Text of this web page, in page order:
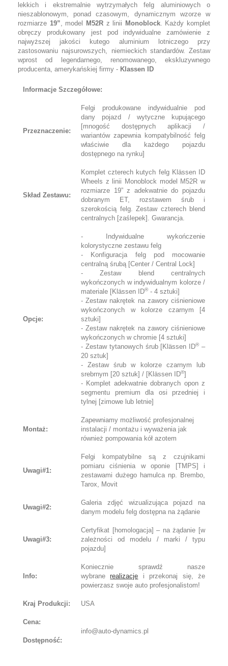
lekkich i ekstremalnie wytrzymałych felg aluminiowych o
nieszablonowym, ponad czasowym, dynamicznym wzorze w
rozmiarze 19”, model M52Rz linii Monoblock. Każdy komplet
obręczy produkowany jest pod indywidualne zamówienie z
najwyższej jakości kutego aluminium lotniczego przy
zastosowaniu najsurowszych, niemieckich standardów. Zestaw
wprost od legendarnego, renomowanego, ekskluzywnego
producenta, amerykańskiej firmy - Klassen ID
Informacje Szczegółowe:
Przeznaczenie:
Felgi produkowane indywidualnie pod
dany pojazd / wytyczne kupującego
[mnogość dostępnych aplikacji /
wariantów zapewnia kompatybilność felg
właściwie dla każdego pojazdu
dostępnego na rynku]
Skład Zestawu:
Komplet czterech kutych felg Klässen ID
Wheels z linii Monoblock model M52R w
rozmiarze 19” z adekwatnie do pojazdu
dobranym ET, rozstawem śrub i
szerokością felg. Zestaw czterech blend
centralnych [zaślepek]. Gwarancja.
Opcje:
- Indywidualne wykończenie
kolorystyczne zestawu felg
- Konfiguracja felg pod mocowanie
centralną śrubą [Center / Central Lock]
- Zestaw blend centralnych
wykończonych w indywidualnym kolorze /
materiale [Klässen ID®- 4 sztuki]
- Zestaw nakrętek na zawory ciśnieniowe
wykończonych w kolorze czarnym [4
sztuki]
- Zestaw nakrętek na zawory ciśnieniowe
wykończonych w chromie [4 sztuki]
- Zestaw tytanowych śrub [Klässen ID®–
20 sztuk]
- Zestaw śrub w kolorze czarnym lub
srebrnym [20 sztuk] / [Klässen ID®]
- Komplet adekwatnie dobranych opon z
segmentu premium dla osi przedniej i
tylnej [zimowe lub letnie]
Montaż:
Zapewniamy możliwość profesjonalnej
instalacji / montażu i wyważenia jak
również pompowania kół azotem
Uwagi#1:
Felgi kompatybilne są z czujnikami
pomiaru ciśnienia w oponie [TMPS] i
zestawami dużego hamulca np. Brembo,
Tarox, Movit
Uwagi#2:
Galeria zdjęć wizualizująca pojazd na
danym modelu felg dostępna na żądanie
Uwagi#3:
Certyfikat [homologacja] – na żądanie [w
zależności od modelu / marki / typu
pojazdu]
Info:
Koniecznie sprawdź nasze
wybranerealizacje i przekonaj się, że
powierzasz swoje auto profesjonalistom!
Kraj Produkcji: USA
Cena:
info@auto-dynamics.pl
Dostępność: